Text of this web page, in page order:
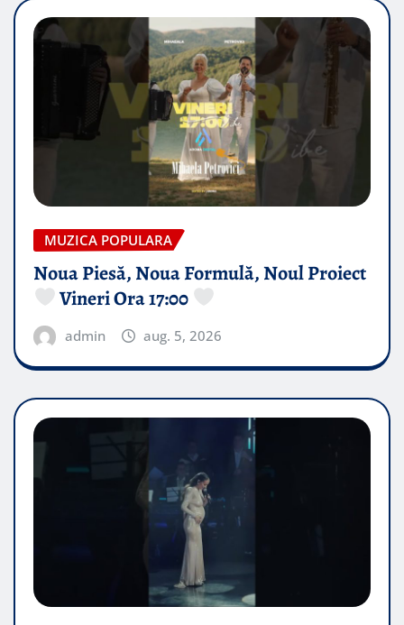
MUZICA POPULARA
Noua Piesă, Noua Formulă, Noul Proiect
Vineri Ora 17:00
admin aug. 5, 2026